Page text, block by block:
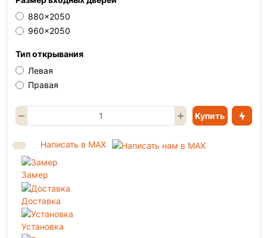
880x2050
960x2050
Тип открывания
Левая
Правая
Купить
Написать в MAX
Замер
Доставка
Установка